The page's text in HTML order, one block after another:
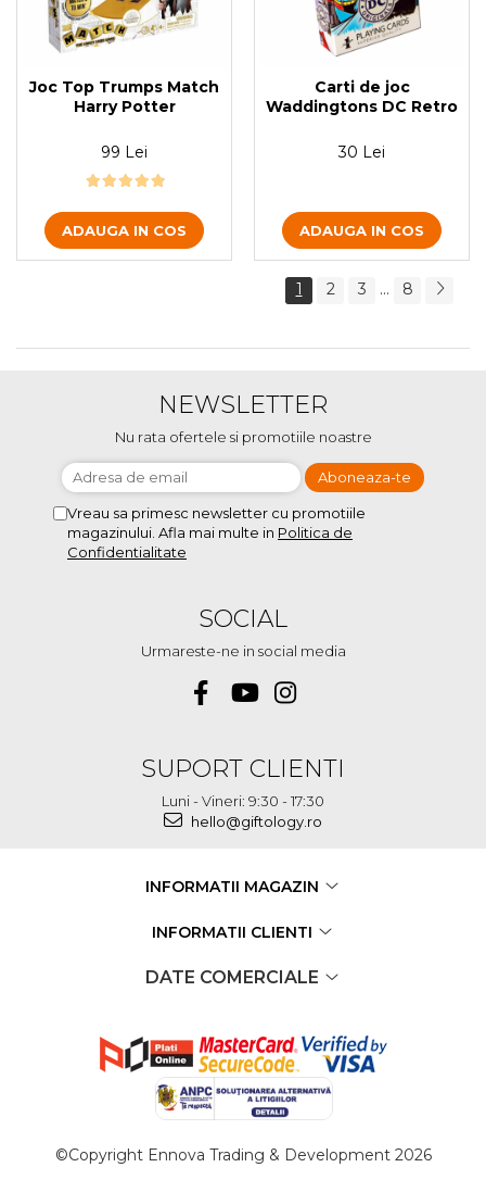
Joc Top Trumps Match
Harry Potter
99 Lei
ADAUGA IN COS
Carti de joc
Waddingtons DC Retro
30 Lei
ADAUGA IN COS
1 2 3 ... 8
NEWSLETTER
Nu rata ofertele si promotiile noastre
Vreau sa primesc newsletter cu promotiile
magazinului. Afla mai multe in Politica de
Confidentialitate
SOCIAL
Urmareste-ne in social media
SUPORT CLIENTI
Luni - Vineri: 9:30 - 17:30
hello@giftology.ro
INFORMATII MAGAZIN
INFORMATII CLIENTI
DATE COMERCIALE
©Copyright Ennova Trading & Development 2026